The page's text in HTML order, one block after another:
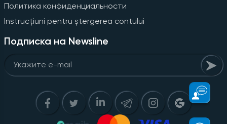
Политика конфиденциальности
Instrucțiuni pentru ștergerea contului
Подписка на Newsline